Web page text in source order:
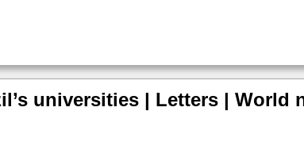
universities | Letters | World